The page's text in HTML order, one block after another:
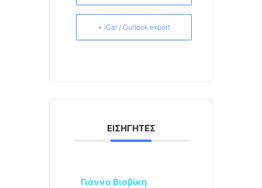
+ iCal / Outlook export
ΕΙΣΗΓΗΤΈΣ
Γιάννα Βισβίκη